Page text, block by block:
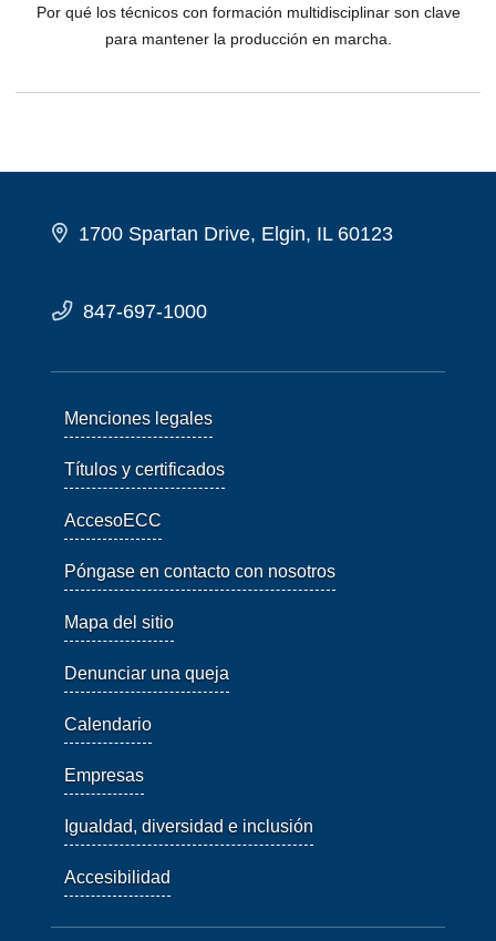
Por qué los técnicos con formación multidisciplinar son clave
para mantener la producción en marcha.
1700 Spartan Drive, Elgin, IL 60123
847-697-1000
Menciones legales
Títulos y certificados
AccesoECC
Póngase en contacto con nosotros
Mapa del sitio
Denunciar una queja
Calendario
Empresas
Igualdad, diversidad e inclusión
Accesibilidad